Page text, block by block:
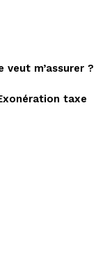
veut m’assurer ?
taxe